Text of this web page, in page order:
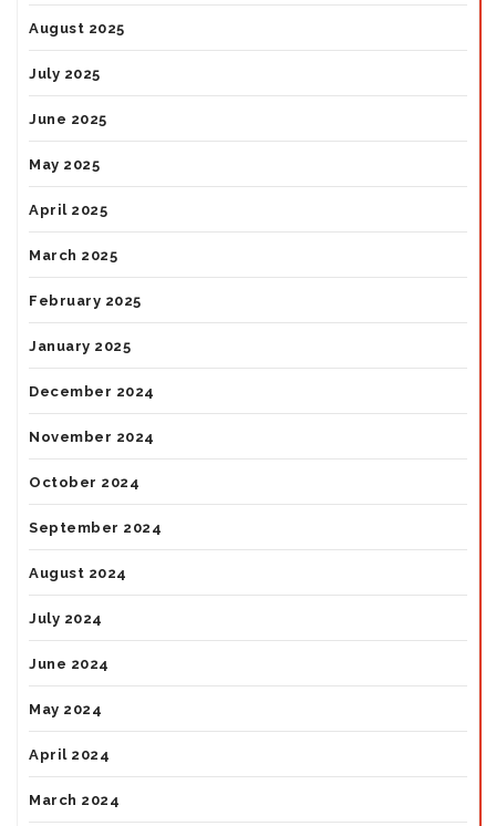
August 2025
July 2025
June 2025
May 2025
April 2025
March 2025
February 2025
January 2025
December 2024
November 2024
October 2024
September 2024
August 2024
July 2024
June 2024
May 2024
April 2024
March 2024